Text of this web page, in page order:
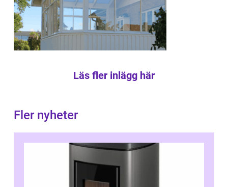
Läs fler inlägg här
Fler nyheter